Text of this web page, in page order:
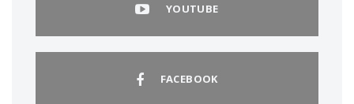
YOUTUBE
FACEBOOK